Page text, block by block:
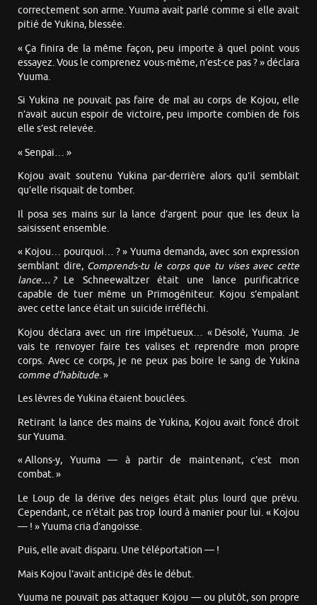
correctement son arme. Yuuma avait parlé comme si elle avait
pitié de Yukina, blessée.
« Ça finira de la même façon, peu importe à quel point vous
essayez. Vous le comprenez vous-même, n’est-ce pas ? » déclara
Yuuma.
Si Yukina ne pouvait pas faire de mal au corps de Kojou, elle
n’avait aucun espoir de victoire, peu importe combien de fois
elle s’est relevée.
« Senpai… »
Kojou avait soutenu Yukina par-derrière alors qu’il semblait
qu’elle risquait de tomber.
Il posa ses mains sur la lance d’argent pour que les deux la
saisissent ensemble.
« Kojou… pourquoi… ? » Yuuma demanda, avec son expression
semblant dire, Comprends-tu le corps que tu vises avec cette
lance… ? Le Schneewaltzer était une lance purificatrice
capable de tuer même un Primogéniteur. Kojou s’empalant
avec cette lance était un suicide irréfléchi.
Kojou déclara avec un rire impétueux… « Désolé, Yuuma. Je
vais te renvoyer faire tes valises et reprendre mon propre
corps. Avec ce corps, je ne peux pas boire le sang de Yukina
comme d’habitude. »
Les lèvres de Yukina étaient bouclées.
Retirant la lance des mains de Yukina, Kojou avait foncé droit
sur Yuuma.
« Allons-y, Yuuma — à partir de maintenant, c’est mon
combat. »
Le Loup de la dérive des neiges était plus lourd que prévu.
Cependant, ce n’était pas trop lourd à manier pour lui. « Kojou
— ! » Yuuma cria d’angoisse.
Puis, elle avait disparu. Une téléportation — !
Mais Kojou l’avait anticipé dès le début.
Yuuma ne pouvait pas attaquer Kojou — ou plutôt, son propre